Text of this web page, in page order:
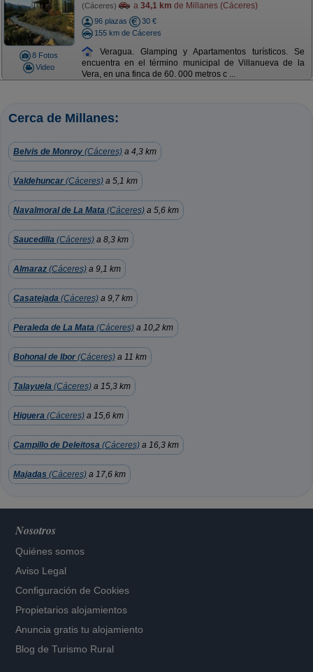
8 Fotos
Video
(Cáceres) a 34,1 km de Millanes (Cáceres)
96 plazas
30 €
155 km de Cáceres
Veragua. Glamping y Apartamentos turísticos. Se
encuentra en el término municipal de Villanueva de la
Vera, en una finca de 60. 000 metros c ...
Cerca de Millanes:
Belvis de Monroy (Cáceres) a 4,3 km
Valdehuncar (Cáceres) a 5,1 km
Navalmoral de La Mata (Cáceres) a 5,6 km
Saucedilla (Cáceres) a 8,3 km
Almaraz (Cáceres) a 9,1 km
Casatejada (Cáceres) a 9,7 km
Peraleda de La Mata (Cáceres) a 10,2 km
Bohonal de Ibor (Cáceres) a 11 km
Talayuela (Cáceres) a 15,3 km
Higuera (Cáceres) a 15,6 km
Campillo de Deleitosa (Cáceres) a 16,3 km
Majadas (Cáceres) a 17,6 km
Nosotros
Quiénes somos
Aviso Legal
Configuración de Cookies
Propietarios alojamientos
Anuncia gratis tu alojamiento
Blog de Turismo Rural